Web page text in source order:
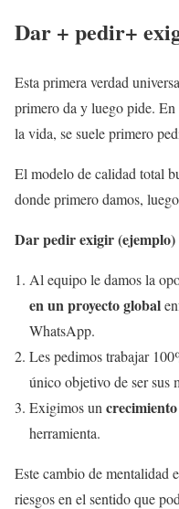
Dar + pedir+
Esta primera verdad
primero da y luego pide. En
la vida, se suele primero
El modelo de calidad total
donde primero damos,
Dar pedir exigir (ejemplo)
Al equipo le damos la
en un proyecto global
WhatsApp.
Les pedimos trabajar
único objetivo de ser sus
Exigimos un
herramienta.
Este cambio de mentalidad
riesgos en el sentido que